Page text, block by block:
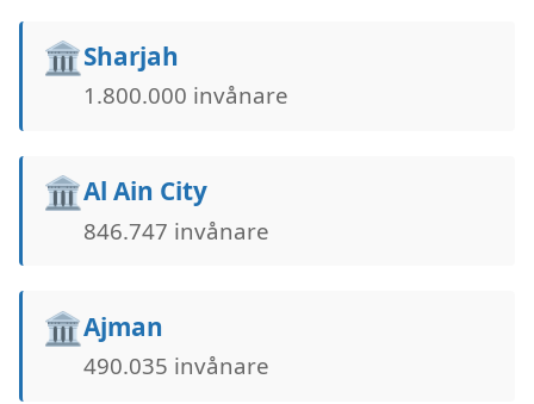
🏛️Sharjah
1.800.000 invånare
🏛️Al Ain City
846.747 invånare
🏛️Ajman
490.035 invånare